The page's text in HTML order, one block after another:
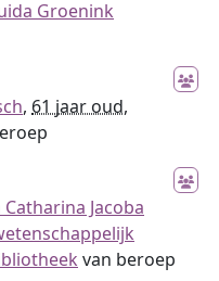
Groenink
, 61 jaar oud,
Jacoba
van beroep